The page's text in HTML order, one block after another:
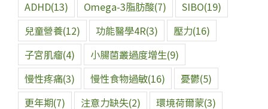
ADHD(13) Omega-3脂肪酸(7) SIBO(19)
兒童營養(12) 功能醫學4R(3) 壓力(16)
子宮肌瘤(4) 小腸菌叢過度增生(9)
慢性疼痛(3) 慢性食物過敏(16) 憂鬱(5)
更年期(7) 注意力缺失(2) 環境荷爾蒙(3)